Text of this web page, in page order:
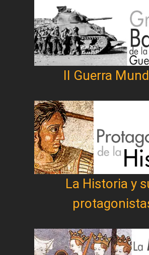
II Guerra
La Historia y